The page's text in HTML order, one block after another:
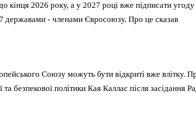
кінця 2026 року, а у 2027 році вже підписати
державами - членами Євросоюзу. Про це сказав
Союзу можуть бути відкриті вже влітку.
безпекової політики Кая Каллас після засідання